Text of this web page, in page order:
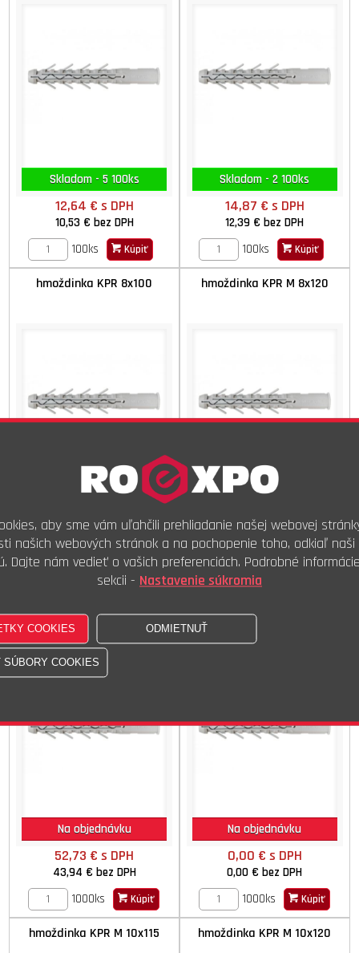
Skladom - 5 100ks
12,64 € s DPH
10,53 € bez DPH
100ks
Kúpiť
Skladom - 2 100ks
14,87 € s DPH
12,39 €bez DPH
100ks
Kúpiť
hmoždinka KPR 8x100
38,07 €s DPH
31,72 €bez DPH
Kúpiť
hmoždinka KPR M 8x120
129,17 €s DPH
107,64 €bez DPH
1000ks
Na objednávku
52,73 €s DPH
43,94 € bez DPH
1000ks
Kúpiť
Na objednávku
0,00 € s DPH
0,00 €bez DPH
1000ks
Kúpiť
hmoždinka KPR M 10x115 hmoždinka KPR M 10x120
aby sme vám uľahčili prehliadanie našej webovej
našich webových stránok a na pochopenie toho, odkiaľ naši
Dajte nám vedieť o vašich preferenciách. Podrobné
sekcii - Nastavenie súkromia